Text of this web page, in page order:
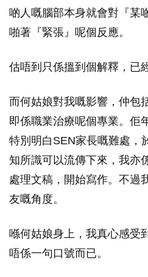
啲人嘅腦部本身就會對『某
啪著『緊張』呢個反應。
估唔到只係搵到個解釋，已
而何姑娘對我嘅影響，仲
即係職業治療呢個專業。佢
特別明白SEN家長嘅難處，
知所識可以流傳下來，我亦
處理文稿，開始寫作。不過
友嘅角度。
喺何姑娘身上，我真心感受
唔係一句口號而已。